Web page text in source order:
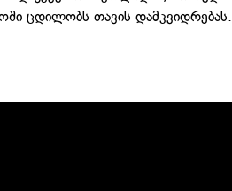
ცდილობს თავის დამკვიდრებას.